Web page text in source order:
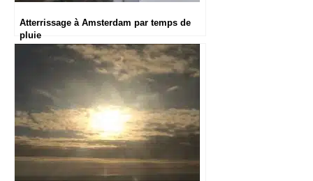
Atterrissage à Amsterdam par temps de
pluie